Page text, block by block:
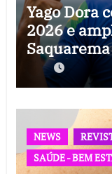
Yago Dora
2026 e
Saquarema
NEWS
SAÚDE - BEM